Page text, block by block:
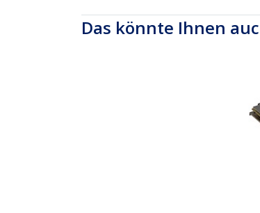
Das könnte Ihnen